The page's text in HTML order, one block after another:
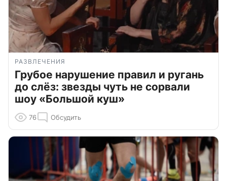
РАЗВЛЕЧЕНИЯ
Грубое нарушение правил и ругань
до слёз: звезды чуть не сорвали
шоу «Большой куш»
76 Обсудить